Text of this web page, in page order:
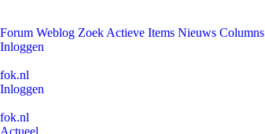
Forum Weblog Zoek Actieve Items Nieuws Columns
Inloggen
fok.nl
Inloggen
fok.nl
Actueel